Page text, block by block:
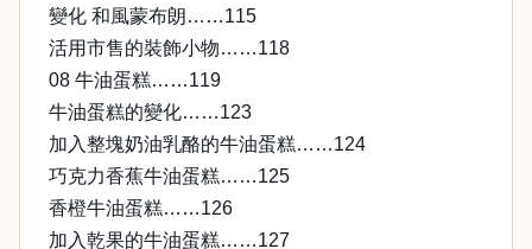
變化 和風蒙布朗……115
活用市售的裝飾小物……118
08 牛油蛋糕……119
牛油蛋糕的變化……123
加入整塊奶油乳酪的牛油蛋糕……124
巧克力香蕉牛油蛋糕……125
香橙牛油蛋糕……126
加入乾果的牛油蛋糕……127